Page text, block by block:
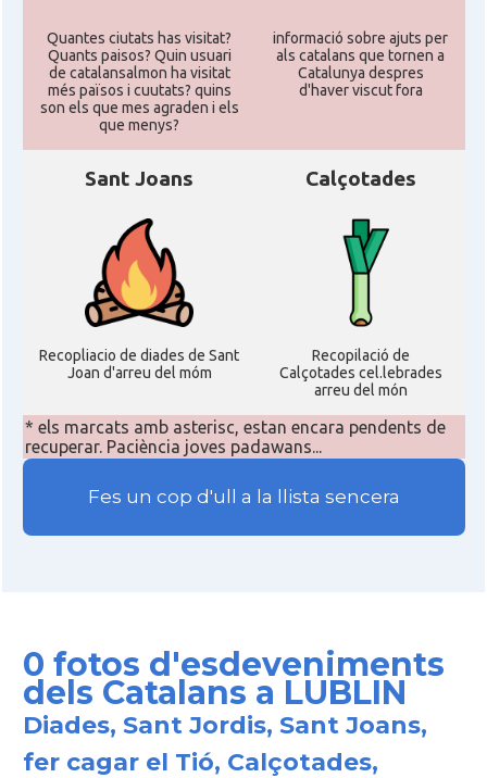
Quantes ciutats has visitat?
Quants paisos? Quin usuari
de catalansalmon ha visitat
més països i cuutats? quins
son els que mes agraden i els
que menys?
informació sobre ajuts per
als catalans que tornen a
Catalunya despres
d'haver viscut fora
Sant Joans
Recopliacio de diades de Sant
Joan d'arreu del móm
Calçotades
Recopilació de
Calçotades cel.lebrades
arreu del món
* els marcats amb asterisc, estan encara pendents de
recuperar. Paciència joves padawans...
Fes un cop d'ull a la llista sencera
0 fotos d'esdeveniments
dels Catalans a LUBLIN
Diades, Sant Jordis, Sant Joans,
fer cagar el Tió, Calçotades,